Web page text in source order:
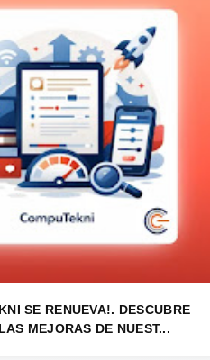
SE RENUEVA!. DESCUBRE
MEJORAS DE NUEST...